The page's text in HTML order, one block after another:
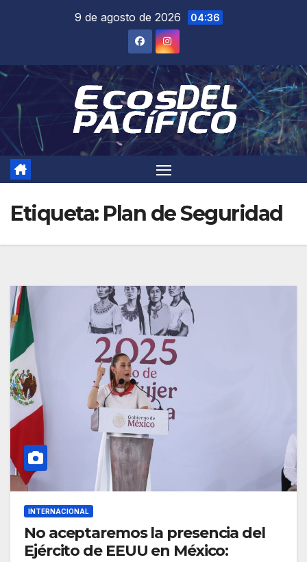
9 de agosto de 2026 04:36
Etiqueta: Plan de Seguridad
INTERNACIONAL
No aceptaremos la presencia del
Ejército de EEUU en México: